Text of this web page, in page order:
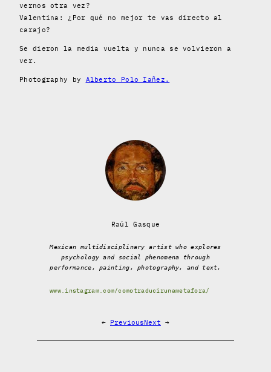
vernos otra vez?
Valentina: ¿Por qué no mejor te vas directo al
carajo?
Se dieron la media vuelta y nunca se volvieron a
ver.
Photography by Alberto Polo Iañez.
Raúl Gasque
Mexican multidisciplinary artist who explores
psychology and social phenomena through
performance, painting, photography, and text.
www.instagram.com/comotraducirunametafora/
← PreviousNext →